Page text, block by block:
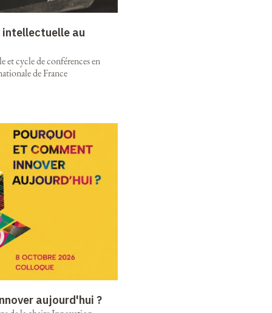
intellectuelle au
et cycle de conférences en
de France
aujourd'hui ?